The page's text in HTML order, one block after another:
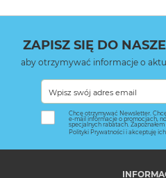
ZAPISZ SIĘ DO
aby otrzymywać informacje o
Chcę otrzymywać Newsletter.
e-mail informacje o promocjach,
specjalnych rabatach.
Polityki Prywatności i akceptuję